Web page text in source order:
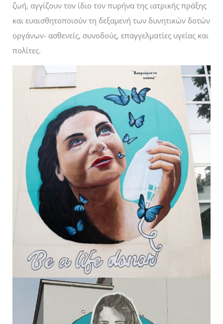
ζωή, αγγίζουν τον ίδιο τον πυρήνα της ιατρικής πράξης
και ευαισθητοποιούν τη δεξαμενή των δυνητικών δοτών
οργάνων- ασθενείς, συνοδούς, επαγγελματίες υγείας και
πολίτες.